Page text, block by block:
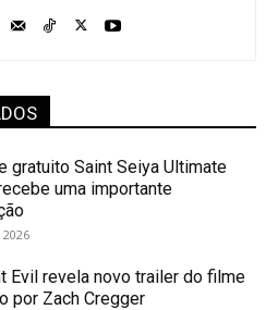
gratuito Saint Seiya Ultimate
uma importante
Evil revela novo trailer do filme
por Zach Cregger